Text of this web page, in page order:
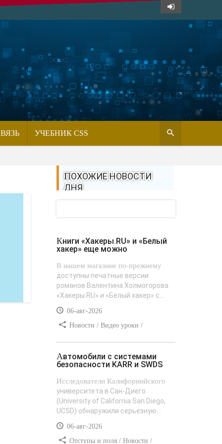
УЧЕБНИК CSS
ПОХОЖИЕ НОВОСТИ
ДНЯ
Книги «Хакеры.RU» и «Белый
хакер» еще можно
В нашем магазине по-прежнему
доступны печатные версии
романов Валентина Холмогорова
«Хакеры.RU» и «Белый хакер» с...
06-авг-2026
Новости / Видео уроки /
Автомобили с системами
безопасности KARR и SWDS
Исследователи Калифорнийского
университета в Сан-Диего
(University of California San Diego,
UCSD) обнаружили серьезную...
06-авг-2026
Отступы и поля / Новости /